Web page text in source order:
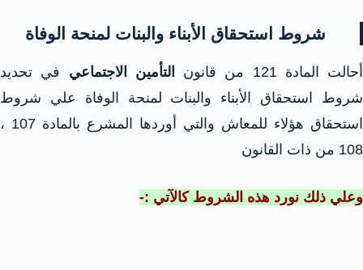
شروط استحقاق الأبناء والبنات لمنحة الوفاة
أحالت المادة 121 من قانون التأمين الاجتماعي في تحديد
شروط استحقاق الأبناء والبنات لمنحة الوفاة علي شروط
استحقاق هؤلاء للمعاش والتي أوردها المشرع بالمادة 107 ،
108 من ذات القانون
وعلي ذلك نورد هذه الشروط كالآتي :-